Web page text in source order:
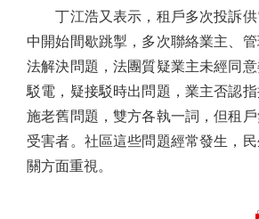
丁江浩又表示，租戶多次投訴供
中開始間歇跳掣，多次聯絡業主、
法解決問題，法團質疑業主未經同
駁電，疑接駁時出問題，業主否認
施老舊問題，雙方各執一詞，但租
受害者。社區這些問題經常發生，
關方面重視。